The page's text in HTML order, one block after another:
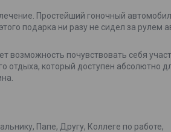
Простейший гоночный
подарка ни разу не сидел за рулем
возможность почувствовать себя
отдыха, который доступен абсолютно
Папе, Другу, Коллеге по работе,